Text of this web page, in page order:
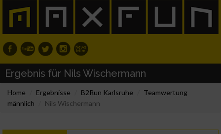
Ergebnis für Nils Wischermann
Home Ergebnisse B2Run Karlsruhe
Teamwertung
männlich
Nils Wischermann